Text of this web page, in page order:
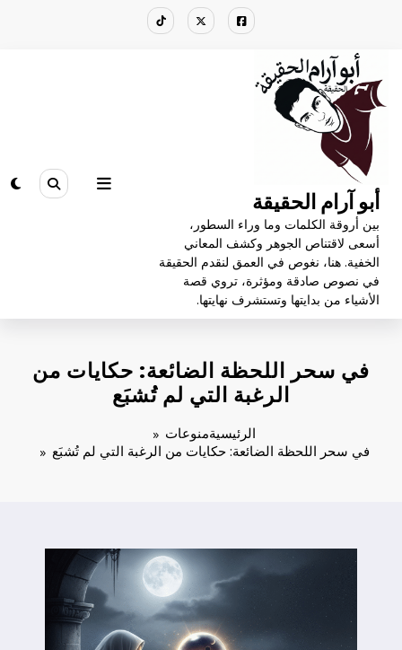
أبو آرام الحقيقة
بين أروقة الكلمات وما وراء السطور،
أسعى لاقتناص الجوهر وكشف المعاني
الخفية. هنا، نغوص في العمق لنقدم الحقيقة
في نصوص صادقة ومؤثرة، تروي قصة
الأشياء من بدايتها وتستشرف نهايتها.
في سحر اللحظة الضائعة: حكايات من
الرغبة التي لم تُشبَع
الرئيسيةمنوعات
في سحر اللحظة الضائعة: حكايات من الرغبة التي لم تُشبَع